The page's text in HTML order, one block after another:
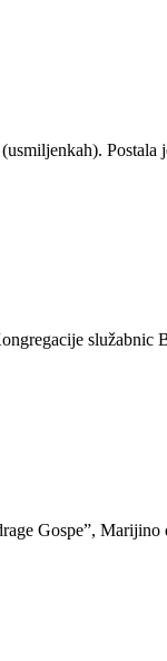
služabnic
Gospe”,